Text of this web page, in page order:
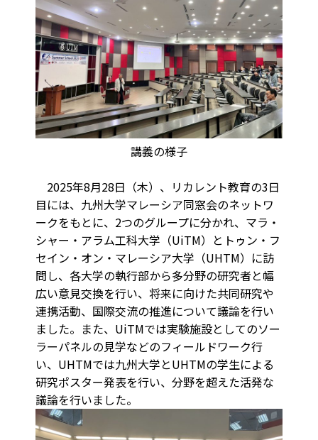
講義の様子
2025年8月28日（木）、リカレント教育の3日
目には、九州大学マレーシア同窓会のネットワ
ークをもとに、2つのグループに分かれ、マラ・
シャー・アラム工科大学（UiTM）とトゥン・フ
セイン・オン・マレーシア大学（UHTM）に訪
問し、各大学の執行部から多分野の研究者と幅
広い意見交換を行い、将来に向けた共同研究や
連携活動、国際交流の推進について議論を行い
ました。また、UiTMでは実験施設としてのソー
ラーパネルの見学などのフィールドワーク行
い、UHTMでは九州大学とUHTMの学生による
研究ポスター発表を行い、分野を超えた活発な
議論を行いました。